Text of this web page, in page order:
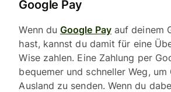
Google Pay
Wenn duGoogle Payauf deinem
hast, kannst du damit für eine
Wise zahlen. Eine Zahlung per
bequemer und schneller Weg, um
Ausland zu senden. Wenn du